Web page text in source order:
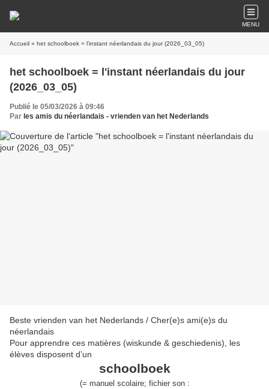
MENU
Accueil » het schoolboek = l'instant néerlandais du jour (2026_03_05)
het schoolboek = l'instant néerlandais du jour
(2026_03_05)
Publié le 05/03/2026 à 09:46
Par les amis du néerlandais - vrienden van het Nederlands
Beste vrienden van het Nederlands / Cher(e)s ami(e)s du
néerlandais
Pour apprendre ces matières (wiskunde & geschiedenis), les
élèves disposent d’un
schoolboek
(= manuel scolaire; fichier son :